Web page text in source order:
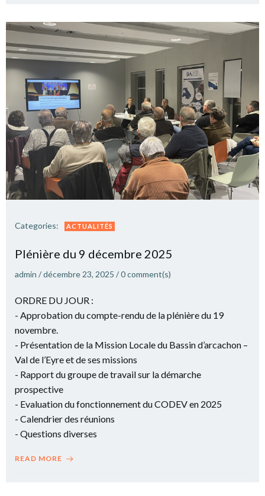
Categories: ACTUALITÉS
Plé­nière du 9 décembre 2025
admin /décembre 23, 2025 /0comment(s)
ORDRE DU JOUR :
- Approbation du compte-rendu de la plénière du 19
novembre.
- Présentation de la Mission Locale du Bassin d’arcachon –
Val de l’Eyre et de ses missions
- Rapport du groupe de travail sur la démarche
prospective
- Evaluation du fonctionnement du CODEV en 2025
- Calendrier des réunions
- Questions diverses
READ MORE